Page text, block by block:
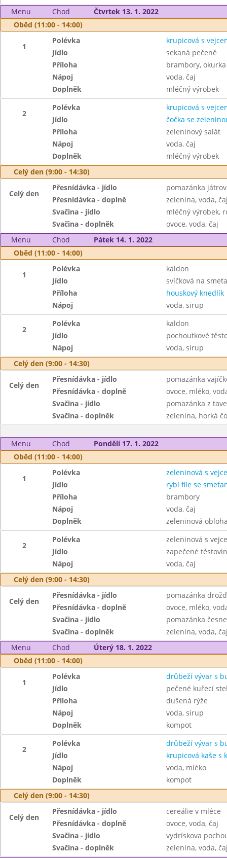
Menu
Chod
Čtvrtek 13. 1. 2022
Oběd (11:00 - 14:00)
1
Polévka
krupicová s
Jídlo
sekaná pečeně
Příloha
brambory, okurka
Nápoj
voda, čaj
Doplněk
mléčný výrobek
2
Polévka
krupicová s
Jídlo
čočka se
Příloha
zeleninový salát
Nápoj
voda, čaj
Doplněk
mléčný výrobek
Celý den (9:00 - 14:30)
Celý den
Přesnídávka - jídlo
pomazánka
Přesnídávka - doplně
zelenina, voda,
Svačina - jídlo
mléčný výrobek,
Svačina - doplněk
ovoce, voda, čaj
Menu
Chod
Pátek 14. 1. 2022
Oběd (11:00 - 14:00)
1
Polévka
kaldon
Jídlo
svíčková na
Příloha
houskový knedlík
Nápoj
voda, sirup
2
Polévka
kaldon
Jídlo
pochoutkové
Nápoj
voda, sirup
Celý den (9:00 - 14:30)
Celý den
Přesnídávka - jídlo
pomazánka
Přesnídávka - doplně
ovoce, mléko,
Svačina - jídlo
pomazánka z
Svačina - doplněk
zelenina, horká
Menu Chod
Pondělí 17. 1. 2022
Oběd (11:00 - 14:00)
1
Polévka
zeleninová s
Jídlo
rybí file se
Příloha
brambory
Nápoj
voda, čaj
Doplněk
zeleninová
2
Polévka
zeleninová s
Jídlo
zapečené
Nápoj
voda, čaj
Celý den (9:00 - 14:30)
Celý den
Přesnídávka - jídlo
pomazánka
Přesnídávka - doplně
ovoce, mléko,
Svačina - jídlo
pomazánka
Svačina - doplněk
zelenina, voda,
Menu
Chod
Úterý 18. 1. 2022
Oběd (11:00 - 14:00)
1
Polévka
drůbeží vývar s
Jídlo
pečené kuřecí
Příloha
dušená rýže
Nápoj
voda, sirup
Doplněk
kompot
2
Polévka
drůbeží vývar s
Jídlo
krupicová kaše s
Nápoj
voda, mléko
Doplněk
kompot
Celý den (9:00 - 14:30)
Celý den
Přesnídávka - jídlo
cereálie v mléce
Přesnídávka - doplně
ovoce, voda, čaj
Svačina - jídlo
vydrískova
Svačina - doplněk
zelenina, voda,